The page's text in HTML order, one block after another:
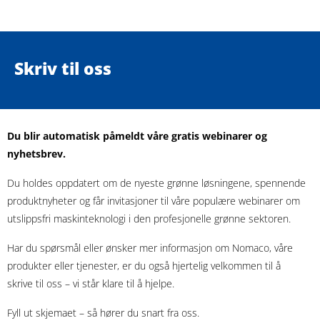
Skriv til oss
Du blir automatisk påmeldt våre gratis webinarer og
nyhetsbrev.
Du holdes oppdatert om de nyeste grønne løsningene, spennende
produktnyheter og får invitasjoner til våre populære webinarer om
utslippsfri maskinteknologi i den profesjonelle grønne sektoren.
Har du spørsmål eller ønsker mer informasjon om Nomaco, våre
produkter eller tjenester, er du også hjertelig velkommen til å
skrive til oss – vi står klare til å hjelpe.
Fyll ut skjemaet – så hører du snart fra oss.